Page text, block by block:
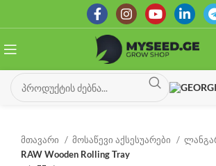
მთავარი მოსაწევი აქსესუარები
RAW Wooden Rolling Tray